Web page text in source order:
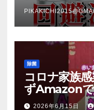
除菌
コロナ家族
ずAmazon
介 #Shorts
2026年6月15日